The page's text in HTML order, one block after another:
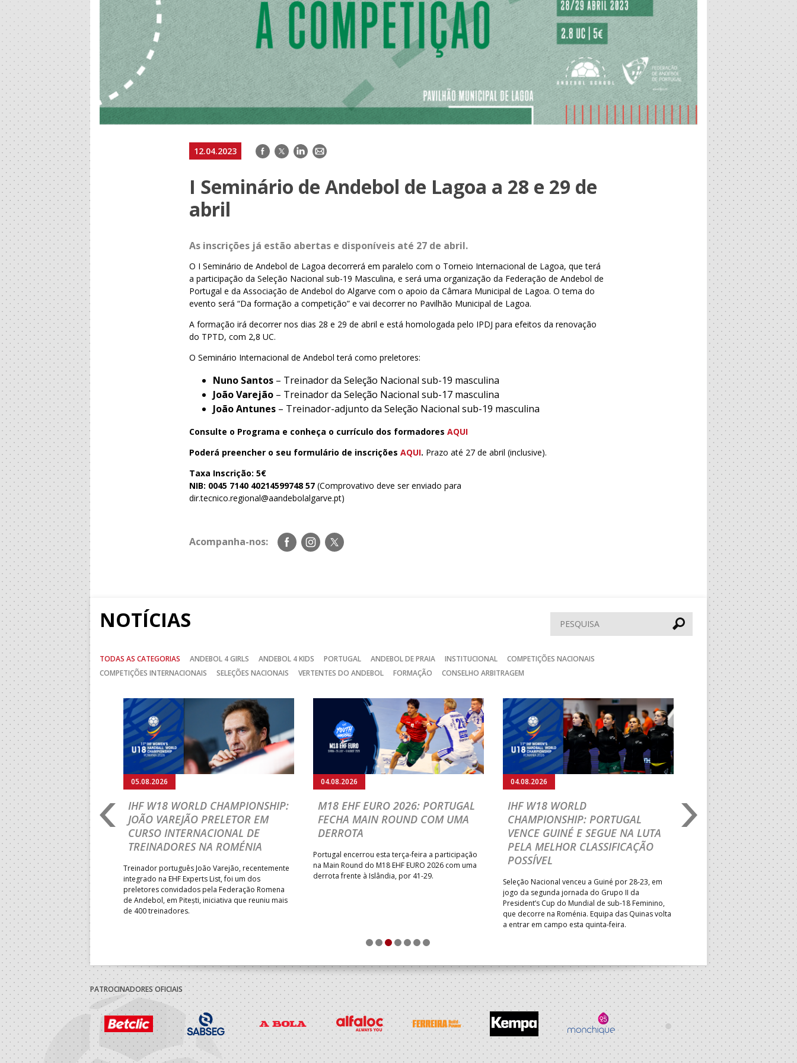
12.04.2023 Facebook
TwitterLinkedIn
E-
I Seminário de Andebol de Lagoa a 28 e 29 de
abril
As inscrições já estão abertas e disponíveis até 27 de abril.
O I Seminário de Andebol de Lagoa decorrerá em paralelo com o Torneio Internacional de Lagoa, que terá
a participação da Seleção Nacional sub-19 Masculina, e será uma organização da Federação de Andebol de
Portugal e da Associação de Andebol do Algarve com o apoio da Câmara Municipal de Lagoa. O tema do
evento será “Da formação a competição” e vai decorrer no Pavilhão Municipal de Lagoa.
A formação irá decorrer nos dias 28 e 29 de abril e está homologada pelo IPDJ para efeitos da renovação
do TPTD, com 2,8 UC.
O Seminário Internacional de Andebol terá como preletores:
Nuno Santos – Treinador da Seleção Nacional sub-19 masculina
João Varejão – Treinador da Seleção Nacional sub-17 masculina
João Antunes – Treinador-adjunto da Seleção Nacional sub-19 masculina
Consulte o Programa e conheça o currículo dos formadoresAQUI
Poderá preencher o seu formulário de inscriçõesAQUI. Prazo até 27 de abril (inclusive).
Taxa Inscrição: 5€
NIB: 0045 7140 40214599748 57 (Comprovativo deve ser enviado para
dir.tecnico.regional@aandebolalgarve.pt)
Acompanha-nos:
Siga-
nos
Siga-
nos
Siga-
nos
NOTÍCIAS Pesquisar
TODAS AS CATEGORIAS ANDEBOL 4 GIRLS ANDEBOL 4 KIDS PORTUGAL ANDEBOL DE PRAIA INSTITUCIONAL
COMPETIÇÕES NACIONAIS
COMPETIÇÕES INTERNACIONAIS
SELEÇÕES NACIONAIS VERTENTES DO ANDEBOL FORMAÇÃO CONSELHO ARBITRAGEM
CHAMPIONSHIP:
FASE A
CUP
na fase de grupos da
mede forças com o
no primeiro embate dos
entre o 17.º e 32.º lugare do
sub-18 Feminino.
05.08.2026
IHF W18 WORLD CHAMPIONSHIP:
JOÃO VAREJÃO PRELETOR EM
CURSO INTERNACIONAL DE
TREINADORES NA ROMÉNIA
Treinador português João Varejão, recentemente
integrado na EHF Experts List, foi um dos
preletores convidados pela Federação Romena
de Andebol, em Pitești, iniciativa que reuniu mais
de 400 treinadores.
04.08.2026
M18 EHF EURO 2026: PORTUGAL
FECHA MAIN ROUND COM UMA
DERROTA
Portugal encerrou esta terça-feira a participação
na Main Round do M18 EHF EURO 2026 com uma
derrota frente à Islândia, por 41-29.
04.08.2026
IHF W18 WORLD
CHAMPIONSHIP: PORTUGAL
VENCE GUINÉ E SEGUE NA LUTA
PELA MELHOR CLASSIFICAÇÃO
POSSÍVEL
Seleção Nacional venceu a Guiné por 28-23, em
jogo da segunda jornada do Grupo II da
President’s Cup do Mundial de sub-18 Feminino,
que decorre na Roménia. Equipa das Quinas volta
a entrar em campo esta quinta-feira.
03.08.2026
M18 EHF EURO
CEDE DIANTE DA
MAIN ROUND
Segunda parte dominada
derrota portuguesa por 35-
Grupo II da Main Round do
Masculino, em Belgrado.
a entrar em campo esta
horas.
Anterior Seguinte
1 2 3 4 5 6 7
PATROCINADORES OFICIAIS